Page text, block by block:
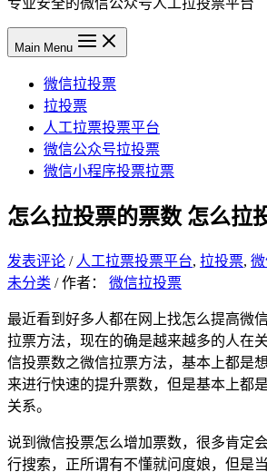
专业安全的微信公众号人工拉投票平台
Main Menu
微信拉投票
拉投票
人工拉票投票平台
微信公众号拉投票
微信小程序投票拉票
怎么拉投票的票数 怎么拉
发表评论 / 人工拉票投票平台, 拉投票,
未分类 / 作者： 微信拉投票
最近看到好多人都在网上找怎么提高微
拉票方法，现在的确是越来越多的人在
信投票数之微信拉票方法，基本上都是
来进行快速的提升票数，但是基本上都
关系。
说到微信投票怎么增加票数，很多肯定
行搜索，正所谓有不懂就问度娘，但是